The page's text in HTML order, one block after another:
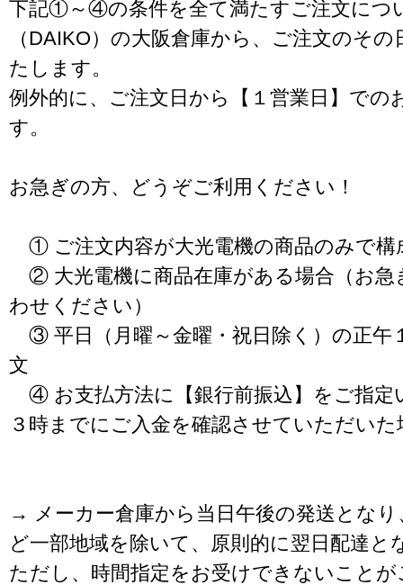
下記①～④の条件を全て満たすご注文につ
（DAIKO）の大阪倉庫から、ご注文のそ
たします。
例外的に、ご注文日から【１営業日】での
す。
お急ぎの方、どうぞご利用ください！
① ご注文内容が大光電機の商品のみで構
② 大光電機に商品在庫がある場合（お急
わせください）
③ 平日（月曜～金曜・祝日除く）の正午
文
④ お支払方法に【銀行前振込】をご指定
３時までにご入金を確認させていただいた
→ メーカー倉庫から当日午後の発送となり
ど一部地域を除いて、原則的に翌日配達と
ただし、時間指定をお受けできないこと